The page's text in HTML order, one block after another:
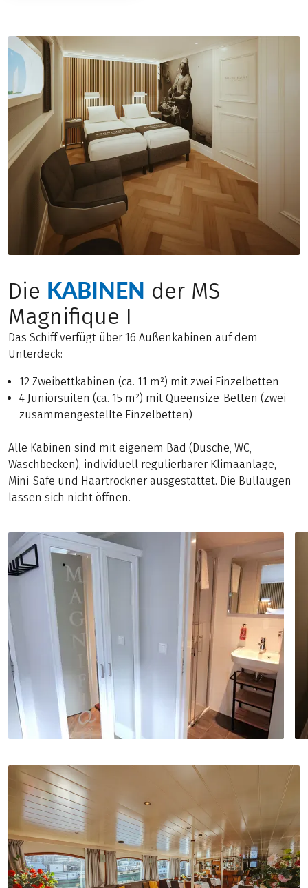
Die KABINEN der MS
Magnifique I
Das Schiff verfügt über 16 Außenkabinen auf dem
Unterdeck:
12 Zweibettkabinen (ca. 11 m²) mit zwei Einzelbetten
4 Juniorsuiten (ca. 15 m²) mit Queensize-Betten (zwei
zusammengestellte Einzelbetten)
Alle Kabinen sind mit eigenem Bad (Dusche, WC,
Waschbecken), individuell regulierbarer Klimaanlage,
Mini-Safe und Haartrockner ausgestattet. Die Bullaugen
lassen sich nicht öffnen.